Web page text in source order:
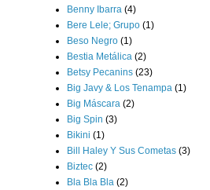
Benny Ibarra (4)
Bere Lele; Grupo (1)
Beso Negro (1)
Bestia Metálica (2)
Betsy Pecanins (23)
Big Javy & Los Tenampa (1)
Big Máscara (2)
Big Spin (3)
Bikini (1)
Bill Haley Y Sus Cometas (3)
Biztec (2)
Bla Bla Bla (2)